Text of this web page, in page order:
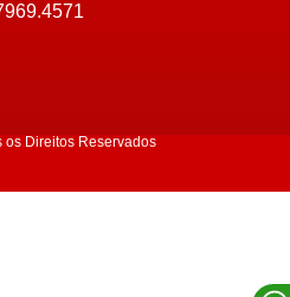
Direitos Reservados